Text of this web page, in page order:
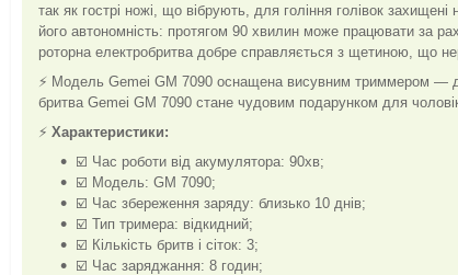
так як гострі ножі, що вібрують, для гоління голівок
його автономність: протягом 90 хвилин може працювати за
роторна електробритва добре справляється з щетиною, що
⚡ Модель Gemei GM 7090 оснащена висувним триммером —
бритва Gemei GM 7090 стане чудовим подарунком для
⚡ Характеристики:
☑️ Час роботи від акумулятора: 90хв;
☑️ Модель: GM 7090;
☑️ Час збереження заряду: близько 10 днів;
☑️ Тип тримера: відкидний;
☑️ Кількість бритв і сіток: 3;
☑️ Час заряджання: 8 годин;